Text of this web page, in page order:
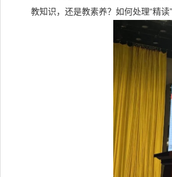
教知识，还是教素养？如何处理“精读